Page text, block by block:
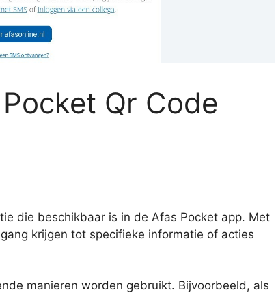
Qr Code
die beschikbaar is in de Afas Pocket app. Met
krijgen tot specifieke informatie of acties
manieren worden gebruikt. Bijvoorbeeld, als